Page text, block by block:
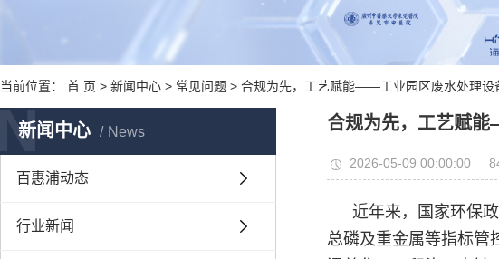
当前位置： 首 页 > 新闻中心 > 常见问题 > 合规为先，工艺赋能——工业园区废水处理设
新闻中心 News
百惠浦动态
行业新闻
合规为先，工艺赋
2026-05-09 00:00:00
近年来，国家环保
总磷及重金属等指标管